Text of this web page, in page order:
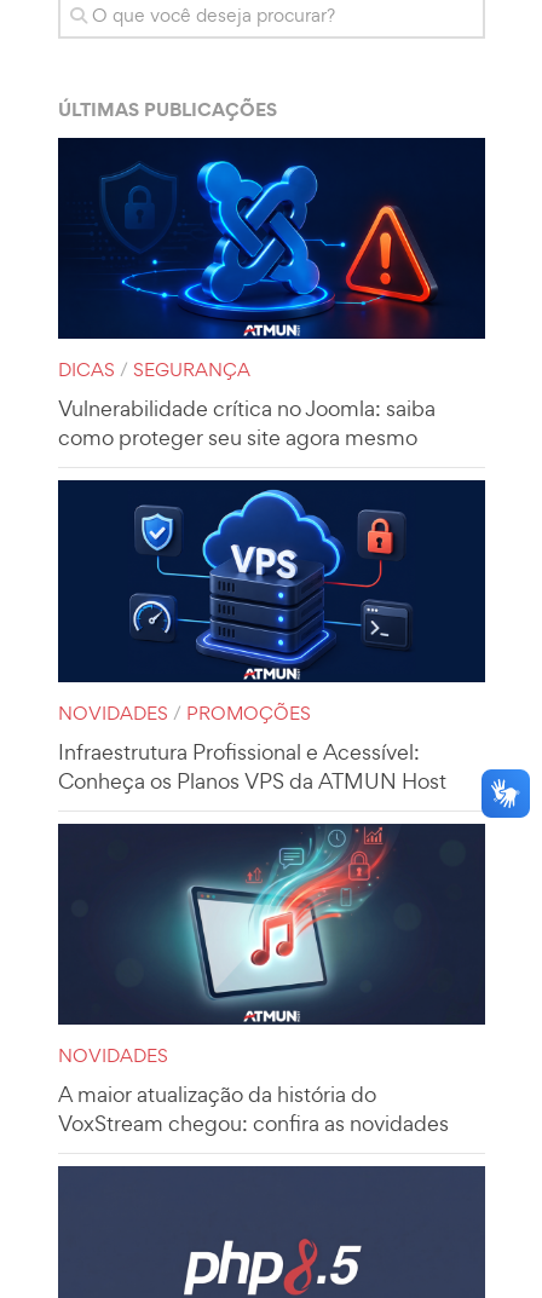
ÚLTIMAS PUBLICAÇÕES
DICAS / SEGURANÇA
Vulnerabilidade crítica no Joomla: saiba
como proteger seu site agora mesmo
NOVIDADES / PROMOÇÕES
Infraestrutura Profissional e Acessível:
Conheça os Planos VPS da ATMUN Host
NOVIDADES
A maior atualização da história do
VoxStream chegou: confira as novidades